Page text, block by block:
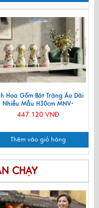
Hoa Gốm Bát Tràng Áo Dài
Nhiều Mẫu H30cm MNV-
LHGLH03
447.120 VNĐ
Thêm vào giỏ hàng
CHẠY